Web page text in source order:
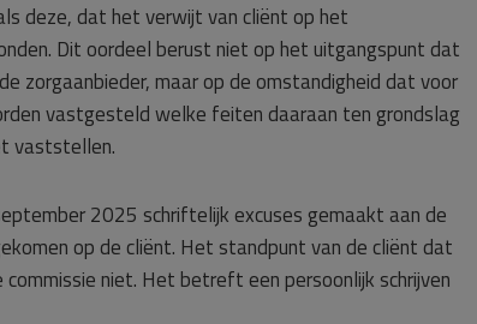
deze, dat het verwijt van cliënt op het
Dit oordeel berust niet op het uitgangspunt dat
zorgaanbieder, maar op de omstandigheid dat voor
vastgesteld welke feiten daaraan ten grondslag
vaststellen.
2025 schriftelijk excuses gemaakt aan de
op de cliënt. Het standpunt van de cliënt dat
niet. Het betreft een persoonlijk schrijven